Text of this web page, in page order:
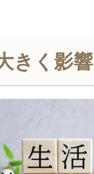
きく影